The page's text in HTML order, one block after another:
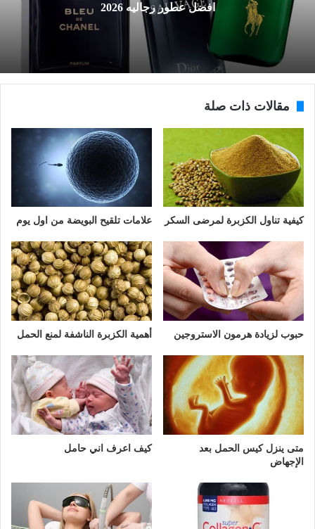
افضل عطور رجاليه 2026
مقالات ذات صلة
كيفية تناول الكزبرة لمرضى السكر علامات تلقيح البويضة من اول يوم
حبوب لزيادة هرمون الاستروجين أهمية الكزبرة الناشفة لمنع الحمل
متى ينزل كيس الحمل بعد
الإجهاض
كيف اعرف اني حامل